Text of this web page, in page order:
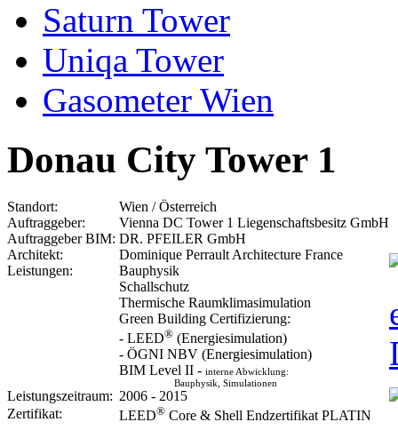
Saturn Tower
Uniqa Tower
Gasometer Wien
Donau City Tower 1
Standort:
Wien / Österreich
Auftraggeber:
Vienna DC Tower 1 Liegenschaftsbesitz GmbH
Auftraggeber BIM: DR. PFEILER GmbH
Architekt:
Dominique Perrault Architecture France
Leistungen:
Bauphysik
Schallschutz
Thermische Raumklimasimulation
Green Building Certifizierung:
- LEED® (Energiesimulation)
- ÖGNI NBV (Energiesimulation)
BIM Level II - interne Abwicklung:
Bauphysik, Simulationen
Leistungszeitraum: 2006 - 2015
Zertifikat:
LEED® Core & Shell Endzertifikat PLATIN